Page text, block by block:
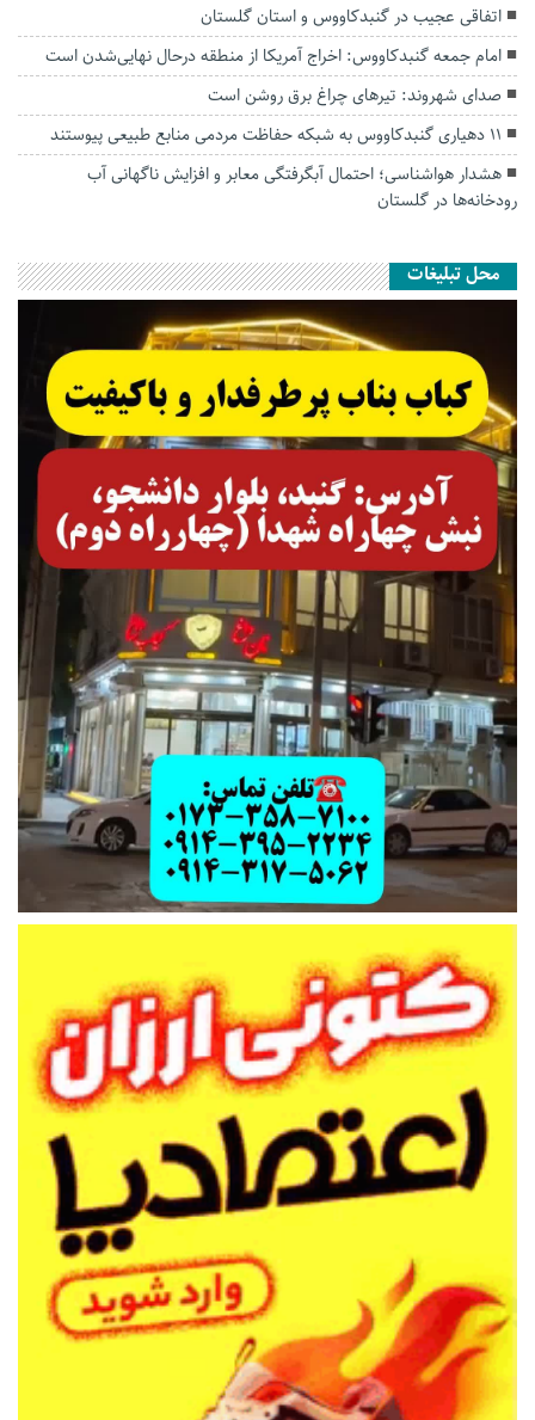
اتفاقی عجیب در‌ گنبدکاووس و استان گلستان
امام جمعه گنبدکاووس: اخراج آمریکا از منطقه درحال نهایی‌شدن است
صدای شهروند: تیرهای چراغ برق روشن است
۱۱ دهیاری گنبدکاووس به شبکه حفاظت مردمی منابع طبیعی پیوستند
هشدار هواشناسی؛ احتمال آبگرفتگی معابر و افزایش ناگهانی آب
رودخانه‌ها در گلستان
محل تبلیغات